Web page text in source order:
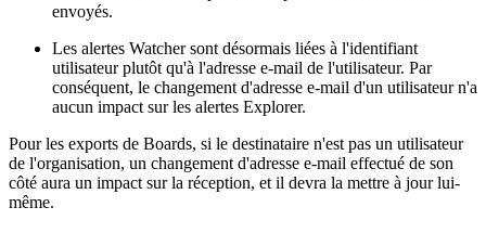
envoyés.
Les alertes Watcher sont désormais liées à l'identifiant
utilisateur plutôt qu'à l'adresse e-mail de l'utilisateur. Par
conséquent, le changement d'adresse e-mail d'un utilisateur n'a
aucun impact sur les alertes Explorer.
Pour les exports de Boards, si le destinataire n'est pas un utilisateur
de l'organisation, un changement d'adresse e-mail effectué de son
côté aura un impact sur la réception, et il devra la mettre à jour lui-
même.